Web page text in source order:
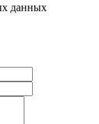
данных